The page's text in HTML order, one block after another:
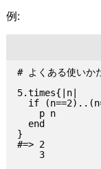
例:
# よくある使いか
5.times{|n|
if
    p n
  end
}
#=> 2
    3